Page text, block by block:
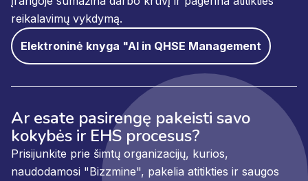
reikalavimų vykdymą.
Elektroninė knyga "AI in QHSE Management
Ar esate pasirengę pakeisti savo
kokybės ir EHS procesus?
Prisijunkite prie šimtų organizacijų, kurios,
naudodamosi "Bizzmine", pakelia atitikties ir saugos